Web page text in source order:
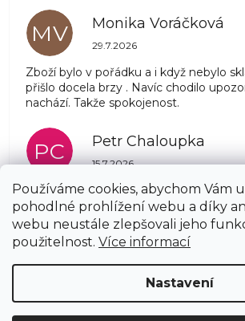
Používáme cookies, abychom Vám
pohodlné prohlížení webu a díky
webu neustále zlepšovali jeho
použitelnost. Více informací
Nastavení
MV Monika Voráčková
Hodnocení obchodu je 5 z 5
29.7.2026
Zboží bylo v pořádku a i když nebylo
přišlo docela brzy . Navíc chodilo
nachází. Takže spokojenost.
PC Petr Chaloupka
Hodnocení obchodu je 5 z
15.7.2026
Copyright 2026AZSTRECHA.CZ.
Upravit nastavení cookies